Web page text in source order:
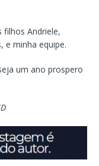
filhos Andriele,
e minha equipe.
um ano prospero